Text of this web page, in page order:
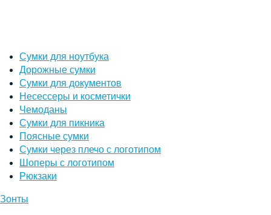
Сумки для ноутбука
Дорожные сумки
Сумки для документов
Несессеры и косметички
Чемоданы
Сумки для пикника
Поясные сумки
Сумки через плечо с логотипом
Шоперы с логотипом
Рюкзаки
Зонты